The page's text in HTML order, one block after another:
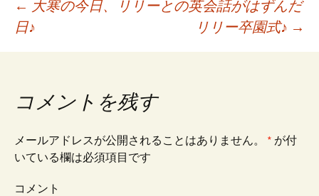
投
ナ
ビ
← 大寒の今日、リリーとの英会話がはずんだ
日♪
リリー卒園式♪ →
コメントを残す
メールアドレスが公開されることはありません。 * が付
いている欄は必須項目です
コメント